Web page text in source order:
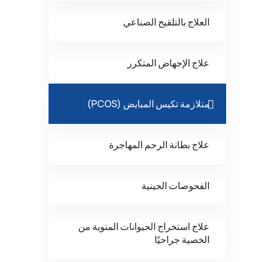
العلاج بالتلقيح الصناعي
علاج الإجهاض المتكرر
متلازمة تكيس المبايض (PCOS)
علاج بطانة الرحم المهاجرة
الفحوصات الجينية
علاج استخراج الحيوانات المنوية من
الخصية جراحيًا